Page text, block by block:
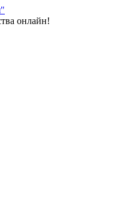
онлайн!